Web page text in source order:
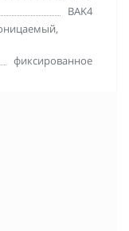
BAK4
фиксированное